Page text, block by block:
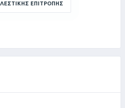
ΕΠΙΤΡΟΠΗΣ